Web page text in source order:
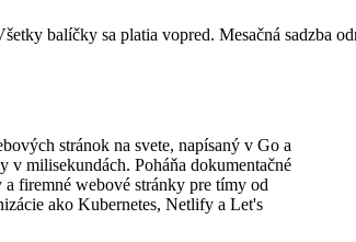
balíčky sa platia vopred. Mesačná sadzba
stránok na svete, napísaný v Go a
milisekundách. Poháňa dokumentačné
firemné webové stránky pre tímy od
ako Kubernetes, Netlify a Let's